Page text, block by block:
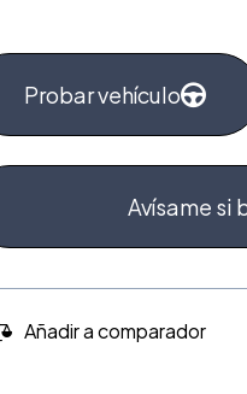
Probar vehículo
Avísame si
Añadir a comparador